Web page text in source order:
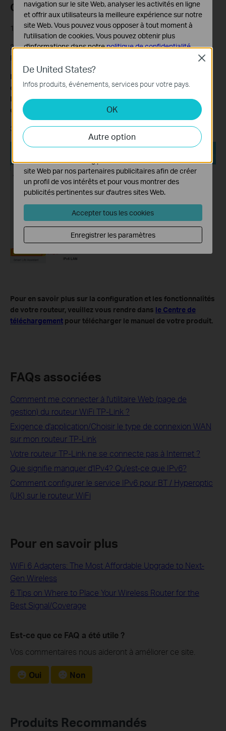
Cas 4 : IP statique
1. Sélectionnezune adresse IP statique .
2. Saisissez manuellement les informations fournies par votre
FAI.
Remarque : Si vous ne connaissez pas le type de votre
connexion Internet, contactez votre fournisseur d'accès
Internet ou basez-vous sur les informations fournies par
celui-ci.
3. Cliquez surEnregistrer.
Pour en savoir plus sur la configuration et les fonctionnalités
de votre routeur, veuillez vous rendre dans le Centre de
téléchargement pour télécharger le manuel de votre produit.
FAQs associées
Comment me connecter à l'utilitaire Web (page de
gestion) du routeur WiFi TP-Link ?
Exigence d'application/Choisir le type de connexion WAN
sur mon routeur TP-Link
Votre routeur TP-Link ne se connecte pas à Internet ?
Que signifie manquer d'IPv4? Qu'est-ce que IPv6?
Comment configurer le service IPv6 pour BT / Hyperoptic
(UK) sur le routeur WiFi
Pour en savoir plus
WiFi 6 Adapters: The Most Affordable Upgrade to Next-
Gen Wireless
6 Tips on Where to Place Your Wireless Router for the
Best Signal/Coverage
Est-ce que ce FAQ a été utile ?
Vos commentaires nous aideront à améliorer ce site.
Oui Non
Produits Recommandés
De United States?
Infos produits, événements, services pour votre pays.
OK
Autre option
Close
navigation sur le site Web, analyser les activités en ligne
et offrir aux utilisateurs la meilleure expérience sur notre
site Web. Vous pouvez vous opposer à tout moment à
l'utilisation de cookies. Vous pouvez obtenir plus
d'informations dans notrepolitique de confidentialité.
Ces cookies sont nécessaires au fonctionnement du
site Web et ne peuvent pas être désactivés dans vos
Cookies d'analyse et marketing
Les cookies d'analyse nous permettent d'analyser vos
activités sur notre site Web pour améliorer et ajuster les
fonctionnalités de notre site Web.
Les cookies marketing peuvent être définis via notre
site Web par nos partenaires publicitaires afin de créer
un profil de vos intérêts et pour vous montrer des
publicités pertinentes sur d'autres sites Web.
Accepter tous les cookies
Enregistrer les paramètres